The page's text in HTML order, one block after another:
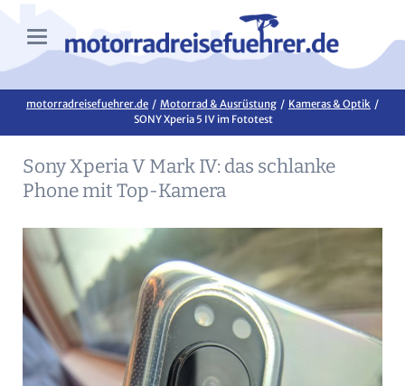
motorradreisefuehrer.de Motorrad & Ausrüstung
Kameras & Optik
SONY Xperia 5 IV im Fototest
Sony Xperia V Mark IV: das schlanke
Phone mit Top-Kamera